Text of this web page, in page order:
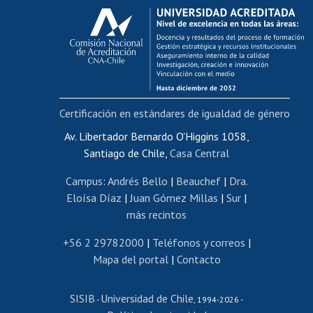
Calificación académica
Postulación al AUCAI
Funcionarias/os
Cursos internos de capacitación
Bienestar del personal
Portal de movilidad interna
Certificado de renta
Certificado de renta honorarios
Editar páginas blancas
Extranjeras/os
Revalidación y reconocimiento de títulos
Postulación al Programa de Movilidad Estudiantil
Cursos de español
Av. Libertador Bernardo O'Higgins 1058,
Santiago de Chile, Casa Central
Campus: Andrés Bello | Beauchef| Dra.
Eloísa Díaz |Juan Gómez Millas | Sur |
más recintos
+56 2 29782000 | Teléfonos y correos |
Mapa del portal| Contacto
SISIB - Universidad de Chile, 1994-2026 -
Certificación en estándares de igualdad de género